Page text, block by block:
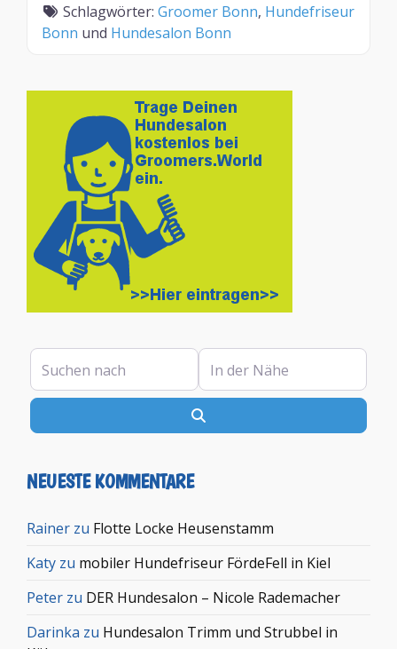
Schlagwörter: Groomer Bonn, Hundefriseur
Bonn und Hundesalon Bonn
Suchen nach In der Nähe
NEUESTE KOMMENTARE
Rainer zu Flotte Locke Heusenstamm
Katy zu mobiler Hundefriseur FördeFell in Kiel
Peter zu DER Hundesalon – Nicole Rademacher
Darinka zu Hundesalon Trimm und Strubbel in